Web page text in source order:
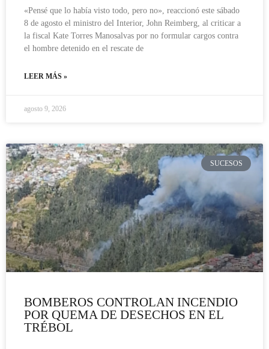
«Pensé que lo había visto todo, pero no», reaccionó este sábado
8 de agosto el ministro del Interior, John Reimberg, al criticar a
la fiscal Kate Torres Manosalvas por no formular cargos contra
el hombre detenido en el rescate de
LEER MÁS »
agosto 9, 2026
SUCESOS
BOMBEROS CONTROLAN INCENDIO
POR QUEMA DE DESECHOS EN EL
TRÉBOL